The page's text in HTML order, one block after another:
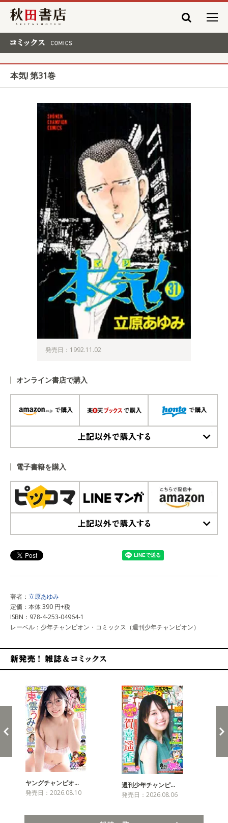
秋田書店
本気! 第31巻
発売日：1992.11.02
オンライン書店で購入
電子書籍を購入
著者： 立原あゆみ
定価：本体 390 円+税
ISBN：978-4-253-04964-1
レーベル：少年チャンピオン・コミックス（週刊少年チャンピオン）
ヤングチャンピオ…
発売日：2026.08.10
週刊少年チャンピ…
発売日：2026.08.06